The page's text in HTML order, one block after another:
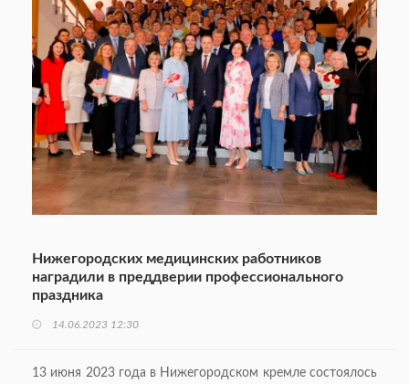
Нижегородских медицинских работников
наградили в преддверии профессионального
праздника
14.06.2023 12:30
13 июня 2023 года в Нижегородском кремле состоялось